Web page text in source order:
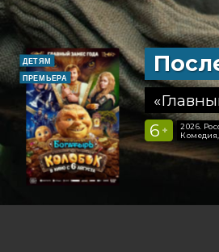
ДЕТЯМ
ПРЕМЬЕРА
6 +
2026,